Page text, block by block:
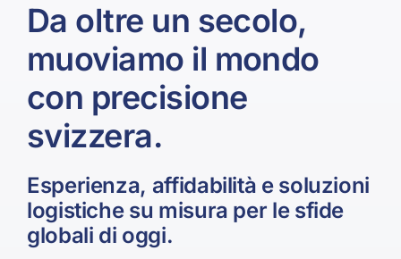
Da oltre un secolo,
muoviamo il mondo
con precisione
svizzera.
Esperienza, affidabilità e soluzioni
logistiche su misura per le sfide
globali di oggi.